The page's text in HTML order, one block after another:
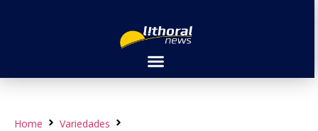
Home
Variedades